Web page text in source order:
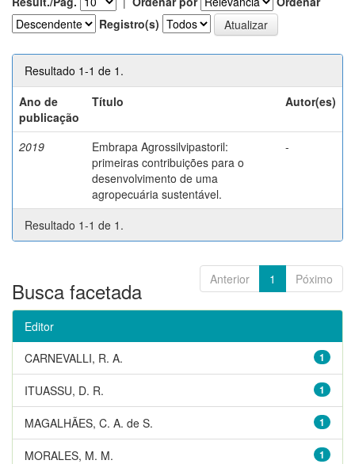
Registro(s)
Resultado 1-1 de 1.
Ano de
publicação
Título Autor(es)
2019
Embrapa Agrossilvipastoril:
primeiras contribuições para o
desenvolvimento de uma
agropecuária sustentável.
-
Resultado 1-1 de 1.
Anterior 1 Póximo
Busca facetada
Editor
1
CARNEVALLI, R. A.
1
ITUASSU, D. R.
1
MAGALHÃES, C. A. de S.
1
MORALES, M. M.